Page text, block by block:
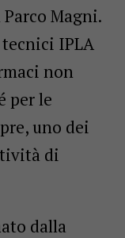
Magni.
IPLA
non
per le
uno dei
di
dalla